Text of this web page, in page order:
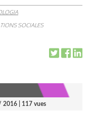
SOCIALES
2016 | 117 vues